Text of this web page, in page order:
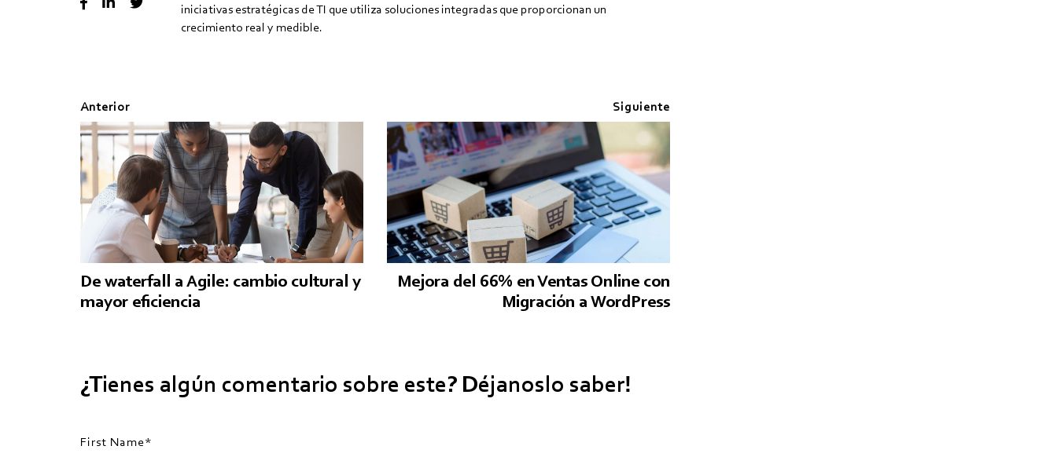
iniciativas estratégicas de TI que utiliza soluciones integradas que proporcionan un
crecimiento real y medible.
Anterior
De waterfall a Agile: cambio cultural y
mayor eficiencia
Siguiente
Mejora del 66% en Ventas Online con
Migración a WordPress
¿Tienes algún comentario sobre este? Déjanoslo saber!
First Name*